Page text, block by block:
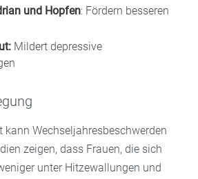
und Hopfen: Fördern besseren
Mildert depressive
kann Wechseljahresbeschwerden
zeigen, dass Frauen, die sich
unter Hitzewallungen und